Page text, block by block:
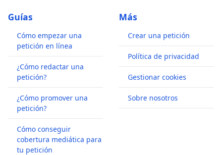
Guías
Cómo empezar una
petición en línea
¿Cómo redactar una
petición?
¿Cómo promover una
petición?
Cómo conseguir
cobertura mediática para
tu petición
Más
Crear una petición
Política de privacidad
Gestionar cookies
Sobre nosotros